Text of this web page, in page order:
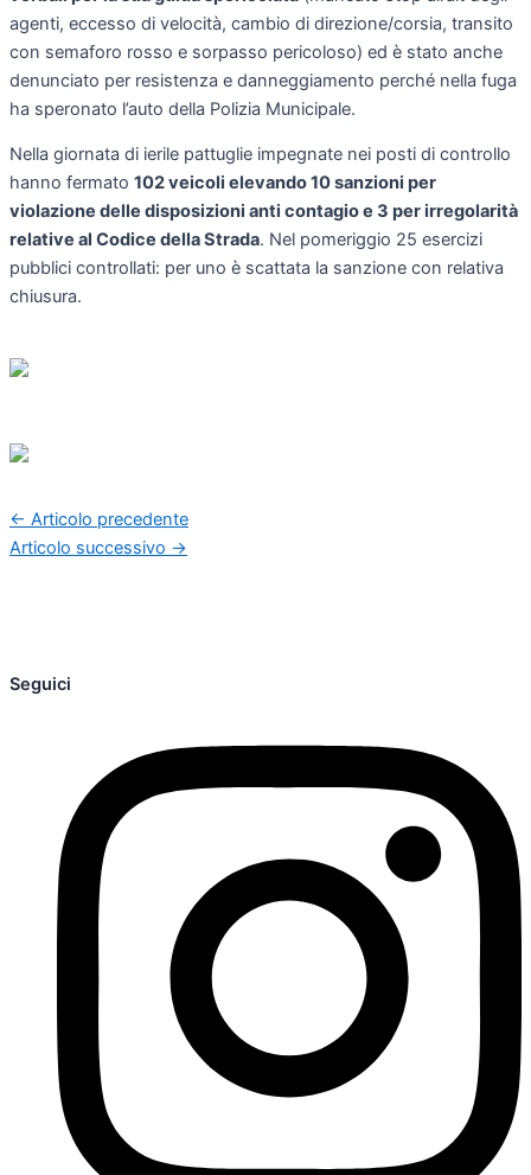
agenti, eccesso di velocità, cambio di direzione/corsia, transito
con semaforo rosso e sorpasso pericoloso) ed è stato anche
denunciato per resistenza e danneggiamento perché nella fuga
ha speronato l’auto della Polizia Municipale.
Nella giornata di ierile pattuglie impegnate nei posti di controllo
hanno fermato 102 veicoli elevando 10 sanzioni per
violazione delle disposizioni anti contagio e 3 per irregolarità
relative al Codice della Strada. Nel pomeriggio 25 esercizi
pubblici controllati: per uno è scattata la sanzione con relativa
chiusura.
← Articolo precedente
Articolo successivo →
Seguici